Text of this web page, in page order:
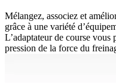
Mélangez, associez et
grâce à une variété
L’adaptateur de course vous
pression de la force du